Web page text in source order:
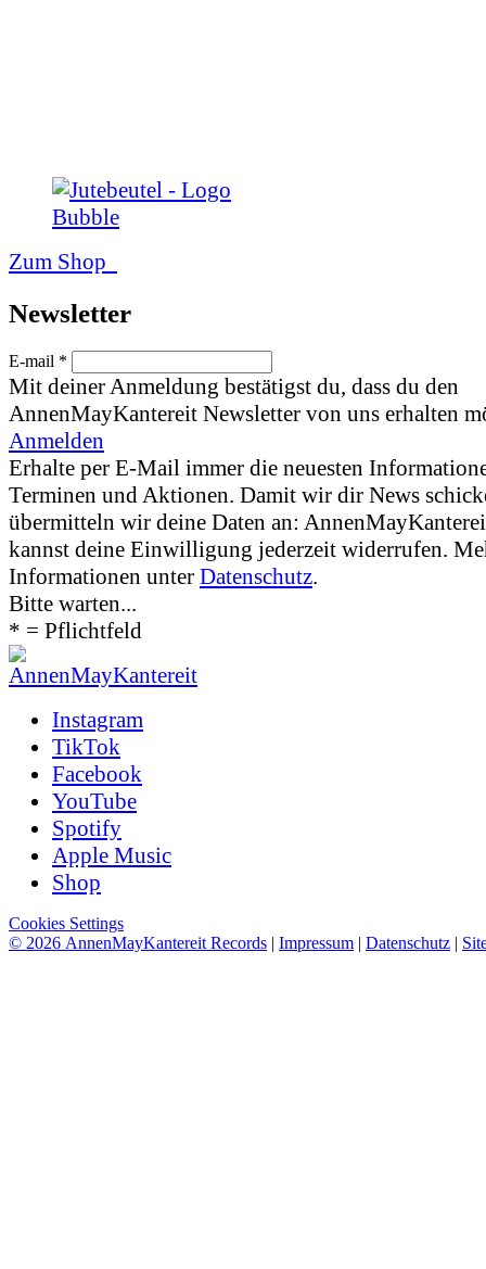
Zum Shop
News­letter
E-mail *
Mit deiner Anmeldung bestätigst du, dass du den
AnnenMayKantereit Newsletter von uns erhalten
Anmelden
Erhalte per E-Mail immer die neuesten
Terminen und Aktionen. Damit wir dir News
übermitteln wir deine Daten an:
kannst deine Einwilligung jederzeit widerrufen.
Informationen unter Datenschutz.
Bitte warten...
* = Pflichtfeld
Instagram
TikTok
Facebook
YouTube
Spotify
Apple Music
Shop
Cookies Settings
© 2026 AnnenMayKantereit Records | Impressum | Datenschutz |